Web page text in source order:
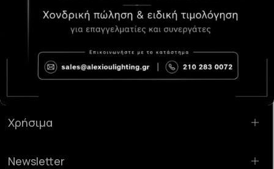
Κατάστημα Χαλάνδρι:Σαρανταπόρου 55, 15232, Χαλάνδρι
sales@alexioulighting.gr
210 283 0072
6983123181
Χρήσιμα
Newsletter